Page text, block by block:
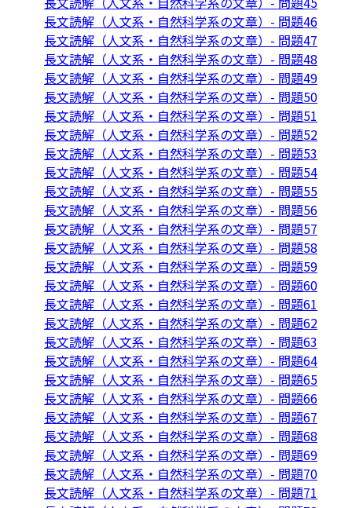
長文読解（人文系・自然科学系の文章）- 問題46
長文読解（人文系・自然科学系の文章）- 問題47
長文読解（人文系・自然科学系の文章）- 問題48
長文読解（人文系・自然科学系の文章）- 問題49
長文読解（人文系・自然科学系の文章）- 問題50
長文読解（人文系・自然科学系の文章）- 問題51
長文読解（人文系・自然科学系の文章）- 問題52
長文読解（人文系・自然科学系の文章）- 問題53
長文読解（人文系・自然科学系の文章）- 問題54
長文読解（人文系・自然科学系の文章）- 問題55
長文読解（人文系・自然科学系の文章）- 問題56
長文読解（人文系・自然科学系の文章）- 問題57
長文読解（人文系・自然科学系の文章）- 問題58
長文読解（人文系・自然科学系の文章）- 問題59
長文読解（人文系・自然科学系の文章）- 問題60
長文読解（人文系・自然科学系の文章）- 問題61
長文読解（人文系・自然科学系の文章）- 問題62
長文読解（人文系・自然科学系の文章）- 問題63
長文読解（人文系・自然科学系の文章）- 問題64
長文読解（人文系・自然科学系の文章）- 問題65
長文読解（人文系・自然科学系の文章）- 問題66
長文読解（人文系・自然科学系の文章）- 問題67
長文読解（人文系・自然科学系の文章）- 問題68
長文読解（人文系・自然科学系の文章）- 問題69
長文読解（人文系・自然科学系の文章）- 問題70
長文読解（人文系・自然科学系の文章）- 問題71